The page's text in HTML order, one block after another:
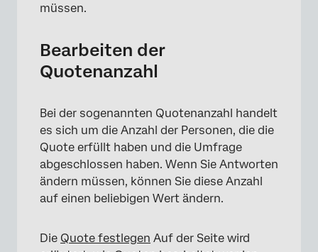
müssen.
Bearbeiten der
Quotenanzahl
Bei der sogenannten Quotenanzahl handelt
es sich um die Anzahl der Personen, die die
Quote erfüllt haben und die Umfrage
abgeschlossen haben. Wenn Sie Antworten
ändern müssen, können Sie diese Anzahl
auf einen beliebigen Wert ändern.
Die Quote festlegen Auf der Seite wird